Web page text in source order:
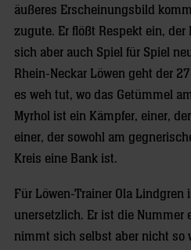
äußeres Erscheinungsbild
zugute. Er flößt Respekt ein, der
sich aber auch Spiel für Spiel
Rhein-Neckar Löwen geht der
es weh tut, wo das Getümmel
Myrhol ist ein Kämpfer, einer,
einer, der sowohl am
Kreis eine Bank ist.
Für Löwen-Trainer Ola Lindgren
unersetzlich. Er ist die Nummer
nimmt sich selbst aber nicht so